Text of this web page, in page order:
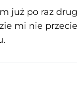
5 gwiazdek
już po raz
mi nie